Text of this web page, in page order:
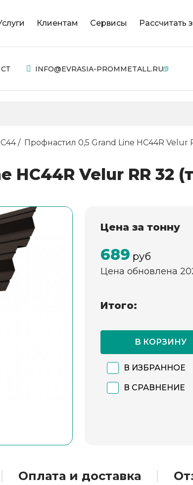
Клиентам Сервисы Рассчитать
INFO@EVRASIA-PROMMETALL.RU
Профнастил 0,5 Grand Line НС44R Velur
НС44R Velur RR 32
Цена за тонну
689 руб
Цена обновлена
Итого:
В КОРЗИНУ
В ИЗБРАННОЕ
В СРАВНЕНИЕ
Оплата и доставка